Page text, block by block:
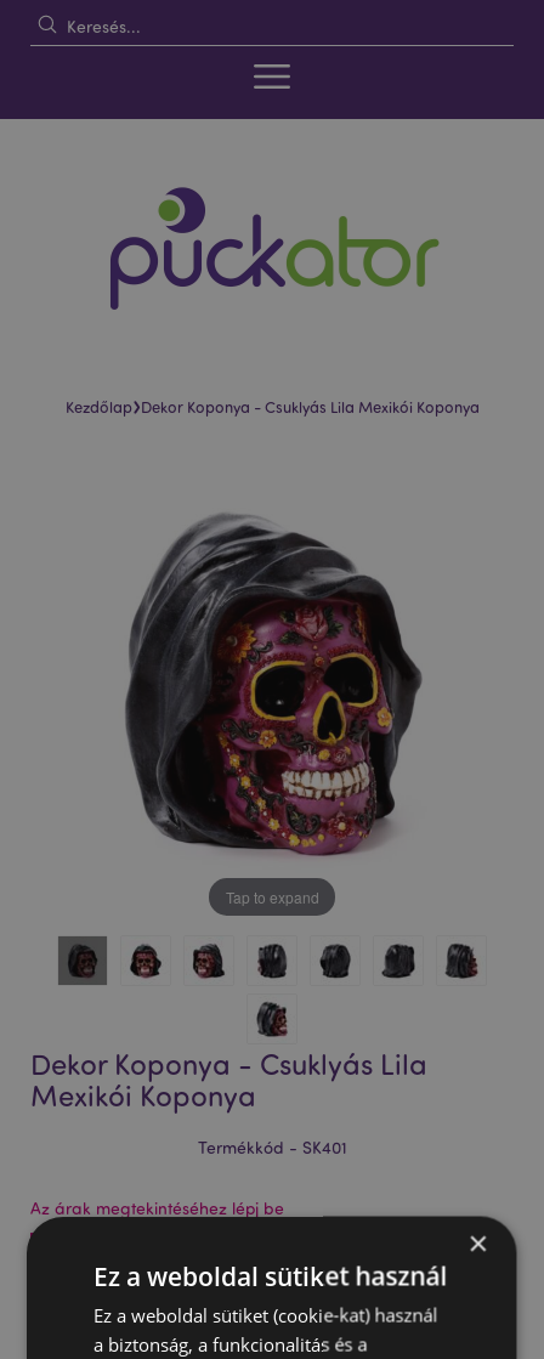
Kezdőlap›Dekor Koponya - Csuklyás Lila Mexikói Koponya
Tap to expand
Dekor Koponya - Csuklyás Lila
Mexikói Koponya
Termékkód - SK401
Az árak megtekintéséhez lépj be
265 db készleten
×
Ez a weboldal sütiket használ
Ez a weboldal sütiket (cookie-kat) használ
a biztonság, a funkcionalitás és a